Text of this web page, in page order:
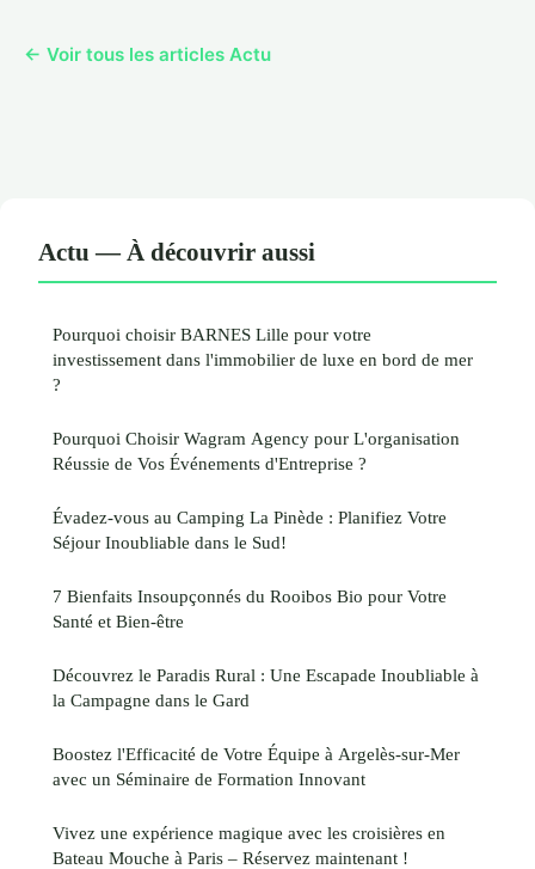
← Voir tous les articles Actu
Actu — À découvrir aussi
Pourquoi choisir BARNES Lille pour votre
investissement dans l'immobilier de luxe en bord de mer
?
Pourquoi Choisir Wagram Agency pour L'organisation
Réussie de Vos Événements d'Entreprise ?
Évadez-vous au Camping La Pinède : Planifiez Votre
Séjour Inoubliable dans le Sud!
7 Bienfaits Insoupçonnés du Rooibos Bio pour Votre
Santé et Bien-être
Découvrez le Paradis Rural : Une Escapade Inoubliable à
la Campagne dans le Gard
Boostez l'Efficacité de Votre Équipe à Argelès-sur-Mer
avec un Séminaire de Formation Innovant
Vivez une expérience magique avec les croisières en
Bateau Mouche à Paris – Réservez maintenant !